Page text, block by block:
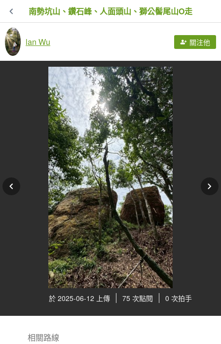
南勢坑山、鑽石峰、人面頭山、獅公髻尾山O走
lan Wu 關注他
於 2025-06-12 上傳 75 次點閱 0 次拍手
相關路線